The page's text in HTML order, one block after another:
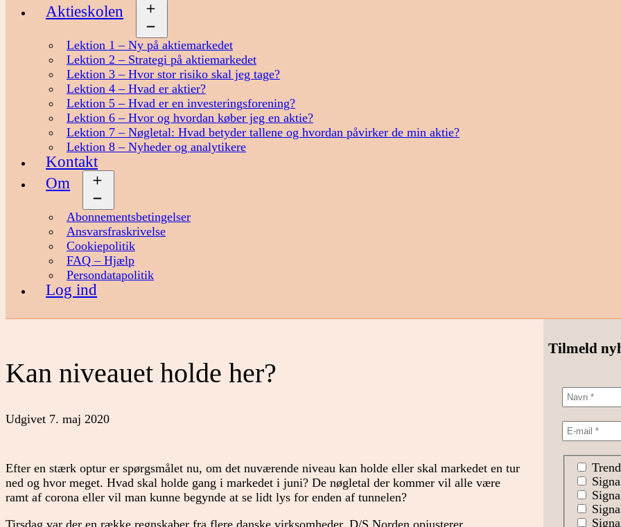
Aktieskolen
Lektion 1 – Ny på aktiemarkedet
Lektion 2 – Strategi på aktiemarkedet
Lektion 3 – Hvor stor risiko skal jeg tage?
Lektion 4 – Hvad er aktier?
Lektion 5 – Hvad er en investeringsforening?
Lektion 6 – Hvor og hvordan køber jeg en aktie?
Lektion 7 – Nøgletal: Hvad betyder tallene og hvordan påvirker de min aktie?
Lektion 8 – Nyheder og analytikere
Kontakt
Om
Abonnementsbetingelser
Ansvarsfraskrivelse
Cookiepolitik
FAQ – Hjælp
Persondatapolitik
Log ind
Kan niveauet holde her?
Udgivet 7. maj 2020
Efter en stærk optur er spørgsmålet nu, om det nuværende niveau kan holde eller skal markedet en tur
ned og hvor meget. Hvad skal holde gang i markedet i juni? De nøgletal der kommer vil alle være
ramt af corona eller vil man kunne begynde at se lidt lys for enden af tunnelen?
Tirsdag var der en række regnskaber fra flere danske virksomheder. D/S Norden opjusterer
Tilmeld